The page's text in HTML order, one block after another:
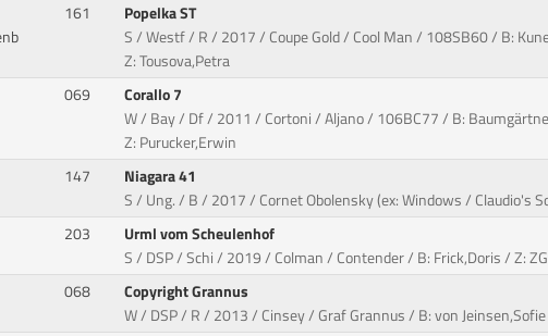
161
Popelka ST
S / Westf / R / 2017 / Coupe Gold / Cool Man / 108SB60 / B:
Z: Tousova,Petra
069
Corallo 7
W / Bay / Df / 2011 / Cortoni / Aljano / 106BC77 / B:
Z: Purucker,Erwin
147
Niagara 41
S / Ung. / B / 2017 / Cornet Obolensky (ex: Windows / Claudio's
203
Urml vom Scheulenhof
S / DSP / Schi / 2019 / Colman / Contender / B: Frick,Doris / Z:
068
Copyright Grannus
W / DSP / R / 2013 / Cinsey / Graf Grannus / B: von